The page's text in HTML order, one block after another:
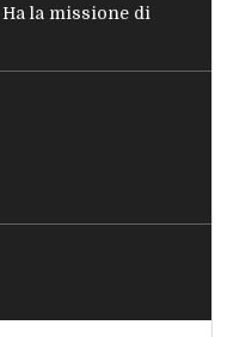
la missione di